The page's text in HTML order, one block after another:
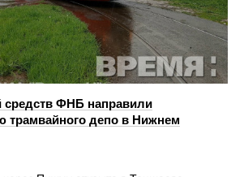
средств ФНБ направили
трамвайного депо в Нижнем